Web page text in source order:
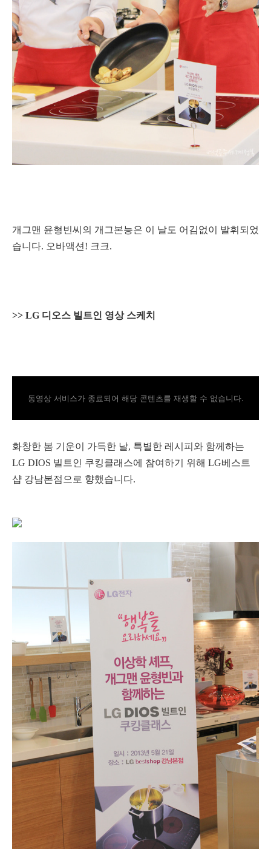
개그맨 윤형빈씨의 개그본능은 이 날도 어김없이 발휘되었
습니다. 오바액션! 크크.
>> LG 디오스 빌트인 영상 스케치
동영상 서비스가 종료되어 해당 콘텐츠를 재생할 수 없습니다.
화창한 봄 기운이 가득한 날, 특별한 레시피와 함께하는
LG DIOS 빌트인 쿠킹클래스에 참여하기 위해 LG베스트
샵 강남본점으로 향했습니다.